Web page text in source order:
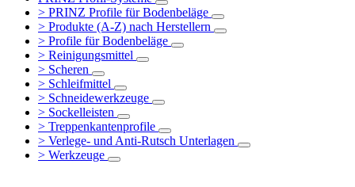
> PRINZ Profile für Bodenbeläge
> Produkte (A-Z) nach Herstellern
> Profile für Bodenbeläge
> Reinigungsmittel
> Scheren
> Schleifmittel
> Schneidewerkzeuge
> Sockelleisten
> Treppenkantenprofile
> Verlege- und Anti-Rutsch Unterlagen
> Werkzeuge